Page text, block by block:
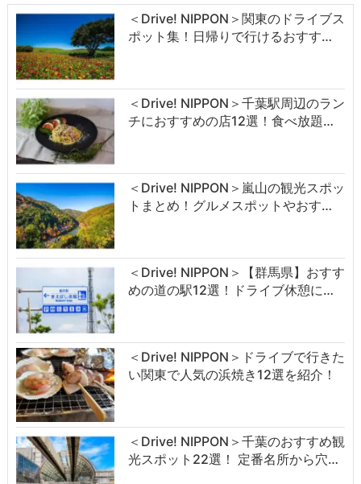
＜Drive! NIPPON＞関東のドライブス
ポット集！日帰りで行けるおすす…
＜Drive! NIPPON＞千葉駅周辺のラン
チにおすすめの店12選！食べ放題…
＜Drive! NIPPON＞嵐山の観光スポッ
トまとめ！グルメスポットやおす…
＜Drive! NIPPON＞【群馬県】おすす
めの道の駅12選！ドライブ休憩に…
＜Drive! NIPPON＞ドライブで行きた
い関東で人気の浜焼き12選を紹介！
＜Drive! NIPPON＞千葉のおすすめ観
光スポット22選！ 定番名所から穴…